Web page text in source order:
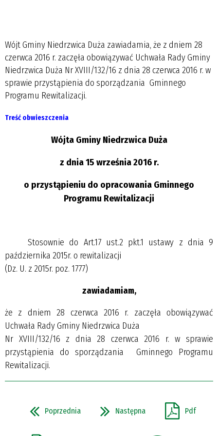
Wójt Gminy Niedrzwica Duża zawiadamia, że z dniem 28
czerwca 2016 r. zaczęła obowiązywać Uchwała Rady Gminy
Niedrzwica Duża Nr XVIII/132/16 z dnia 28 czerwca 2016 r. w
sprawie przystąpienia do sporządzania Gminnego
Programu Rewitalizacji.
Treść obwieszczenia
Wójta Gminy Niedrzwica Duża
z dnia 15 września 2016 r.
o przystąpieniu do opracowania Gminnego
Programu Rewitalizacji
Stosownie do Art.17 ust.2 pkt.1 ustawy z dnia 9
października 2015r. o rewitalizacji
(Dz. U. z 2015r. poz. 1777)
zawiadamiam,
że z dniem 28 czerwca 2016 r. zaczęła obowiązywać
Uchwała Rady Gminy Niedrzwica Duża
Nr XVIII/132/16 z dnia 28 czerwca 2016 r. w sprawie
przystąpienia do sporządzania
Gminnego Programu
Rewitalizacji.
Poprzednia Następna Pdf